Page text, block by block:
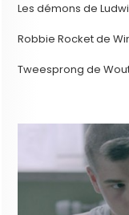
Les démons de
Robbie Rocket de
Tweesprong de